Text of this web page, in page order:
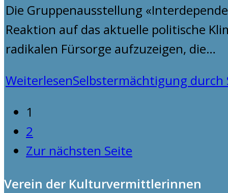
Die Gruppenausstellung
Reaktion auf das aktuelle politische
radikalen Fürsorge aufzuzeigen, die…
WeiterlesenSelbstermächtigung durch
1
2
Zur nächsten Seite
Verein der Kulturvermittlerinnen